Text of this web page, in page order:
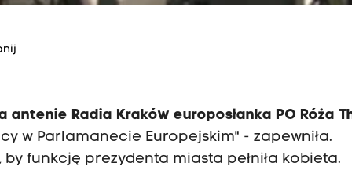
Radia Kraków europosłanka PO Róża
w Parlamanecie Europejskim" - zapewniła.
funkcję prezydenta miasta pełniła kobieta.